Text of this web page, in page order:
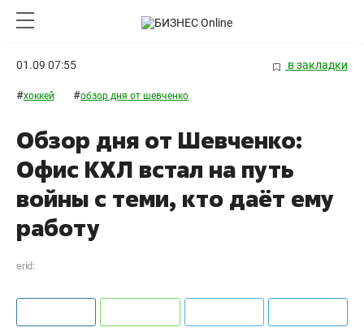
01.09 07:55 в закладки
#хоккей #обзор дня от шевченко
Обзор дня от Шевченко:
Офис КХЛ встал на путь
войны с теми, кто даёт ему
работу
erid: